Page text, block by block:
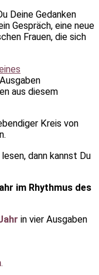
Deine Gedanken
Gespräch, eine neue
Frauen, die sich
aus diesem
Kreis von
dann kannst Du
im Rhythmus des
in vier Ausgaben
.